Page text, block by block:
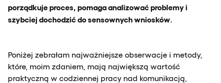
porządkuje proces, pomaga analizować problemy i
szybciej dochodzić do sensownych wniosków.
Poniżej zebrałam najważniejsze obserwacje i metody,
które, moim zdaniem, mają największą wartość
praktyczną w codziennej pracy nad komunikacją,